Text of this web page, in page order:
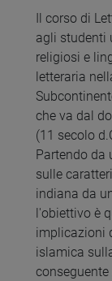
Il corso di
agli studenti
religiosi e
letteraria
che va dal
(11 secolo
Partendo da
sulle
indiana da
l'obiettivo è
implicazioni
islamica